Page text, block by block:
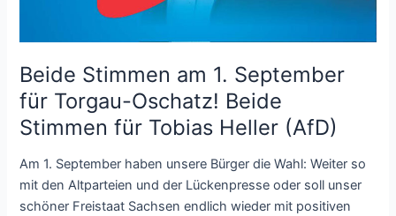
Beide Stimmen am 1. September
für Torgau-Oschatz! Beide
Stimmen für Tobias Heller (AfD)
Am 1. September haben unsere Bürger die Wahl: Weiter so
mit den Altparteien und der Lückenpresse oder soll unser
schöner Freistaat Sachsen endlich wieder mit positiven